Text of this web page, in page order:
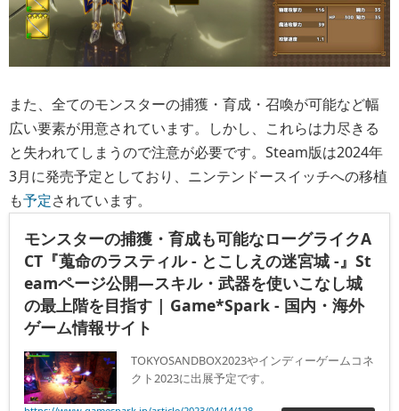
また、全てのモンスターの捕獲・育成・召喚が可能など幅
広い要素が用意されています。しかし、これらは力尽きる
と失われてしまうので注意が必要です。Steam版は2024年
3月に発売予定としており、ニンテンドースイッチへの移植
も予定されています。
モンスターの捕獲・育成も可能なローグライクA
CT『蒐命のラスティル - とこしえの迷宮城 -』St
eamページ公開―スキル・武器を使いこなし城
の最上階を目指す | Game*Spark - 国内・海外
ゲーム情報サイト
TOKYOSANDBOX2023やインディーゲームコネ
クト2023に出展予定です。